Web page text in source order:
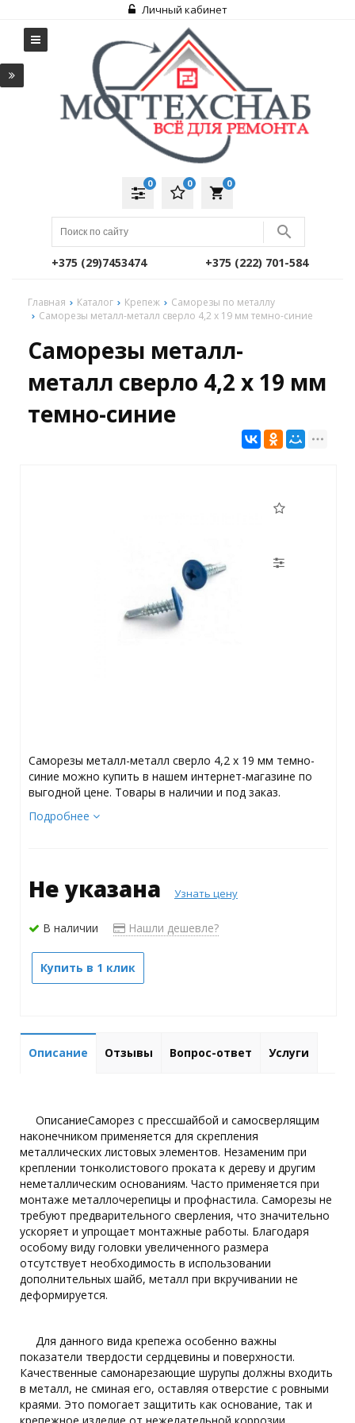
Личный кабинет
local_grocery_store
0
0
0
+375 (29)7453474 +375 (222) 701-584
Главная Каталог Крепеж
Саморезы по металлу
Саморезы металл-металл сверло 4,2 х 19 мм темно-синие
Саморезы металл-
металл сверло 4,2 х 19 мм
темно-синие
Саморезы металл-металл сверло 4,2 х 19 мм темно-
синие можно купить в нашем интернет-магазине по
выгодной цене. Товары в наличии и под заказ.
Подробнее
Не указана Узнать цену
В наличии Нашли дешевле?
Купить в 1 клик
Описание Отзывы Вопрос-ответ Услуги
ОписаниеСаморез с прессшайбой и самосверлящим
наконечником применяется для скрепления
металлических листовых элементов. Незаменим при
креплении тонколистового проката к дереву и другим
неметаллическим основаниям. Часто применяется при
монтаже металлочерепицы и профнастила. Саморезы не
требуют предварительного сверления, что значительно
ускоряет и упрощает монтажные работы. Благодаря
особому виду головки увеличенного размера
отсутствует необходимость в использовании
дополнительных шайб, металл при вкручивании не
деформируется.
Для данного вида крепежа особенно важны
показатели твердости сердцевины и поверхности.
Качественные самонарезающие шурупы должны входить
в металл, не сминая его, оставляя отверстие с ровными
краями. Это помогает защитить как основание, так и
крепежное изделие от нежелательной коррозии.